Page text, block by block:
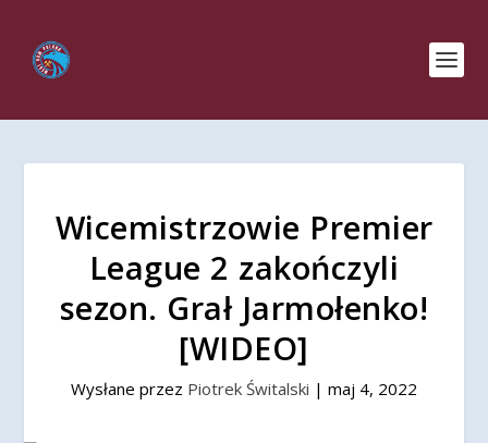
Wicemistrzowie Premier
League 2 zakończyli
sezon. Grał Jarmołenko!
[WIDEO]
Wysłane przez Piotrek Świtalski | maj 4, 2022